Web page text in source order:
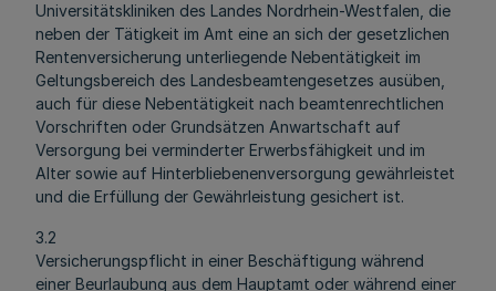
Universitätskliniken des Landes Nordrhein-Westfalen, die
neben der Tätigkeit im Amt eine an sich der gesetzlichen
Rentenversicherung unterliegende Nebentätigkeit im
Geltungsbereich des Landesbeamtengesetzes ausüben,
auch für diese Nebentätigkeit nach beamtenrechtlichen
Vorschriften oder Grundsätzen Anwartschaft auf
Versorgung bei verminderter Erwerbsfähigkeit und im
Alter sowie auf Hinterbliebenenversorgung gewährleistet
und die Erfüllung der Gewährleistung gesichert ist.
3.2
Versicherungspflicht in einer Beschäftigung während
einer Beurlaubung aus dem Hauptamt oder während einer